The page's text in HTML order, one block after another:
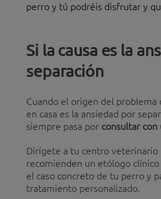
perro y tú podréis disfrutar y
Si la causa es la
separación
Cuando el origen del problema
en casa es la ansiedad por
siempre pasa por consultar con
Dirígete a tu centro veterinario
recomienden un etólogo
el caso concreto de tu perro y
tratamiento personalizado.